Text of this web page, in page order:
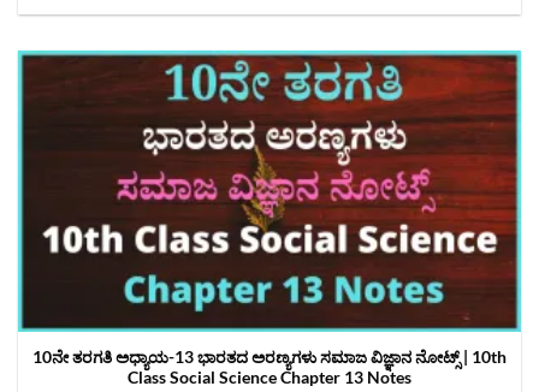
10ನೇ ತರಗತಿ ಅಧ್ಯಾಯ-13 ಭಾರತದ ಅರಣ್ಯಗಳು ಸಮಾಜ ವಿಜ್ಞಾನ ನೋಟ್ಸ್‌ | 10th
Class Social Science Chapter 13 Notes